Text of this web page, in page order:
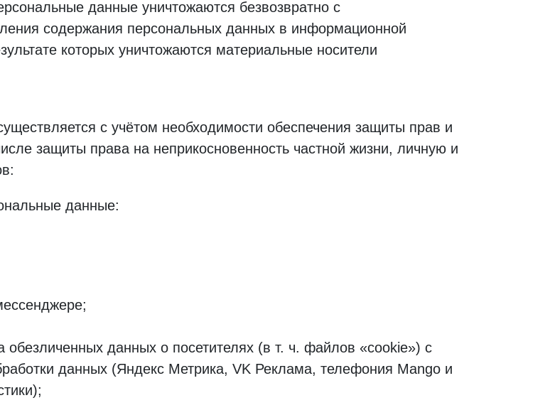
данные уничтожаются безвозвратно с
содержания персональных данных в информационной
которых уничтожаются материальные носители
с учётом необходимости обеспечения защиты прав и
защиты права на неприкосновенность частной жизни, личную и
данные:
обезличенных данных о посетителях (в т. ч. файлов «cookie») с
данных (Яндекс Метрика, VK Реклама, телефония Mango и